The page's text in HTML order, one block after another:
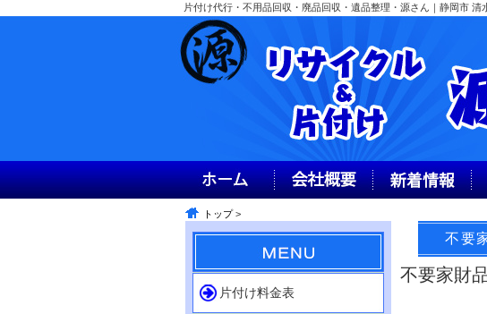
片付け代行・不用品回収・廃品回収・遺品整理・源さん｜静岡市 清
トップ>
不要
不要家財
片付け料金表